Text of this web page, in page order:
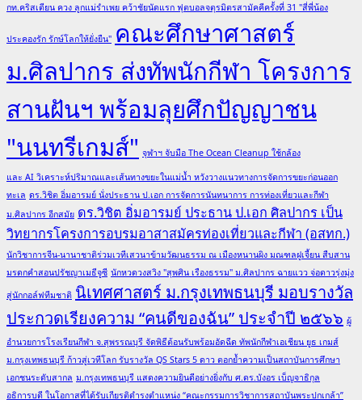
กท.คริสเตียน ควง ลูกแม่รำเพย คว้าชัยนัดแรก ฟุตบอลจตุรมิตรสามัคคีครั้งที่ 31 "สี่พี่น้อง
ประคองรัก รักษ์โลกให้ยั่งยืน" คณะศึกษาศาสตร์
ม.ศิลปากร ส่งทัพนักกีฬา โครงการ
สานฝันฯ พร้อมลุยศึกปัญญาชน
"นนทรีเกมส์" จุฬาฯ จับมือ The Ocean Cleanup ใช้กล้อง
และ AI วิเคราะห์ปริมาณและเส้นทางขยะในแม่น้ำ หวังวางแนวทางการจัดการขยะก่อนออก
ทะเล ดร.วิชิต อิ่มอารมย์ นั่งประธาน ป.เอก การจัดการนันทนาการ การท่องเที่ยวและกีฬา
ม.ศิลปากร อีกสมัย ดร.วิชิต อิ่มอารมย์ ประธาน ป.เอก ศิลปากร เป็น
วิทยากรโครงการอบรมอาสาสมัครท่องเที่ยวและกีฬา (อสทก.)
นักวิชาการจีน-นานาชาติร่วมเวทีเสวนาข้ามวัฒนธรรม ณ เมืองหนานผิง มณฑลฝูเจี้ยน สืบสาน
มรดกคำสอนปรัชญาเมธีจูซี นักหวดวงสวิง "สุพศิน เรืองธรรม" ม.ศิลปากร ฉายแวว จ่อดาวรุ่งมุ่ง
สู่นักกอล์ฟทีมชาติ นิเทศศาสตร์ ม.กรุงเทพธนบุรี มอบรางวัล
ประกวดเรียงความ “คนดีของฉัน” ประจำปี ๒๕๖๖ ผู้
อำนวยการโรงเรียนกีฬา จ.สุพรรณบุรี จัดพิธีต้อนรับพร้อมอัดฉีด ทัพนักกีฬาเอเชียน ยูธ เกมส์
ม.กรุงเทพธนบุรี ก้าวสู่เวทีโลก รับรางวัล QS Stars 5 ดาว ตอกย้ำความเป็นสถาบันการศึกษา
เอกชนระดับสากล ม.กรุงเทพธนบุรี แสดงความยินดีอย่างยิ่งกับ ศ.ดร.บังอร เบ็ญจาธิกุล
อธิการบดี ในโอกาสที่ได้รับเกียรติดำรงตำแหน่ง “คณะกรรมการวิชาการสถาบันพระปกเกล้า”